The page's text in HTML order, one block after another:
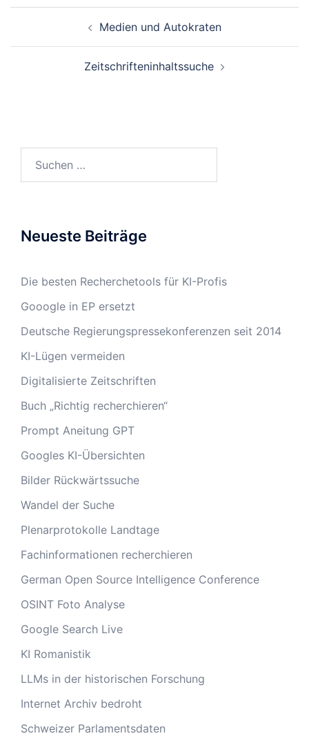
Navigation Medien und Autokraten
Zeitschrifteninhaltssuche
Neueste Beiträge
Die besten Recherchetools für KI-Profis
Gooogle in EP ersetzt
Deutsche Regierungspressekonferenzen seit 2014
KI-Lügen vermeiden
Digitalisierte Zeitschriften
Buch „Richtig recherchieren“
Prompt Aneitung GPT
Googles KI-Übersichten
Bilder Rückwärtssuche
Wandel der Suche
Plenarprotokolle Landtage
Fachinformationen recherchieren
German Open Source Intelligence Conference
OSINT Foto Analyse
Google Search Live
KI Romanistik
LLMs in der historischen Forschung
Internet Archiv bedroht
Schweizer Parlamentsdaten